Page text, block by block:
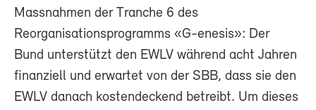
Massnahmen der Tranche 6 des
Reorganisationsprogramms «G-enesis»: Der
Bund unterstützt den EWLV während acht Jahren
finanziell und erwartet von der SBB, dass sie den
EWLV danach kostendeckend betreibt. Um dieses